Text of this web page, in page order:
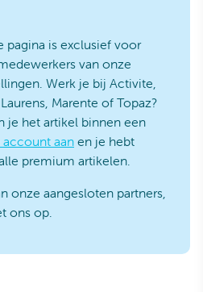
pagina is exclusief voor
van onze
Werk je bij Activite,
Marente of Topaz?
je het artikel binnen een
account aanen je hebt
premium artikelen.
onze aangesloten partners,
ons op.